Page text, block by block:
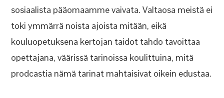
sosiaalista pääomaamme vaivata. Valtaosa meistä ei
toki ymmärrä noista ajoista mitään, eikä
kouluopetuksena kertojan taidot tahdo tavoittaa
opettajana, väärissä tarinoissa koulittuina, mitä
prodcastia nämä tarinat mahtaisivat oikein edustaa.